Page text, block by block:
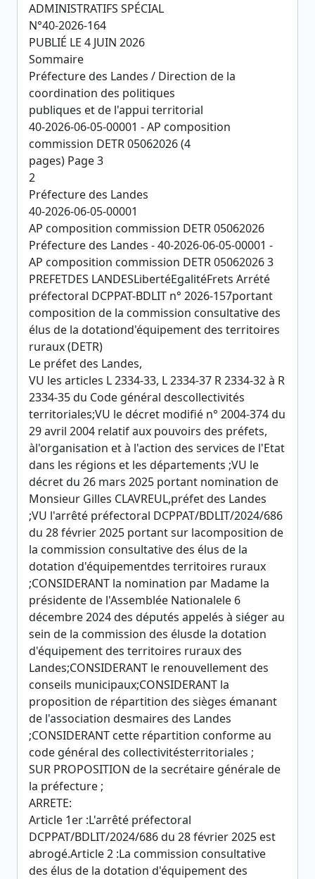
ADMINISTRATIFS SPÉCIAL
N°40-2026-164
PUBLIÉ LE 4 JUIN 2026
Sommaire
Préfecture des Landes / Direction de la
coordination des politiques
publiques et de l'appui territorial
40-2026-06-05-00001 - AP composition
commission DETR 05062026 (4
pages) Page 3
2
Préfecture des Landes
40-2026-06-05-00001
AP composition commission DETR 05062026
Préfecture des Landes - 40-2026-06-05-00001 -
AP composition commission DETR 05062026 3
PREFETDES LANDESLibertéEgalitéFrets Arrété
préfectoral DCPPAT-BDLIT n° 2026-157portant
composition de la commission consultative des
élus de la dotationd'équipement des territoires
ruraux (DETR)
Le préfet des Landes,
VU les articles L 2334-33, L 2334-37 R 2334-32 à R
2334-35 du Code général descollectivités
territoriales;VU le décret modifié n° 2004-374 du
29 avril 2004 relatif aux pouvoirs des préfets,
àl'organisation et à l'action des services de l'Etat
dans les régions et les départements ;VU le
décret du 26 mars 2025 portant nomination de
Monsieur Gilles CLAVREUL,préfet des Landes
;VU l'arrêté préfectoral DCPPAT/BDLIT/2024/686
du 28 février 2025 portant sur lacomposition de
la commission consultative des élus de la
dotation d'équipementdes territoires ruraux
;CONSIDERANT la nomination par Madame la
présidente de l'Assemblée Nationalele 6
décembre 2024 des députés appelés à siéger au
sein de la commission des élusde la dotation
d'équipement des territoires ruraux des
Landes;CONSIDERANT le renouvellement des
conseils municipaux;CONSIDERANT la
proposition de répartition des sièges émanant
de l'association desmaires des Landes
;CONSIDERANT cette répartition conforme au
code général des collectivitésterritoriales ;
SUR PROPOSITION de la secrétaire générale de
la préfecture ;
ARRETE:
Article 1er :L'arrêté préfectoral
DCPPAT/BDLIT/2024/686 du 28 février 2025 est
abrogé.Article 2 :La commission consultative
des élus de la dotation d'équipement des